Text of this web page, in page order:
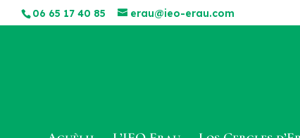
06 65 17 40 85 erau@ieo-erau.com